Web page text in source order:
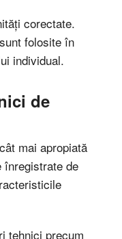
corectate.
folosite în
individual.
de
mai apropiată
înregistrate de
tehnici precum